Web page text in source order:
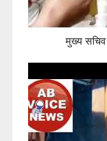
मुख्य